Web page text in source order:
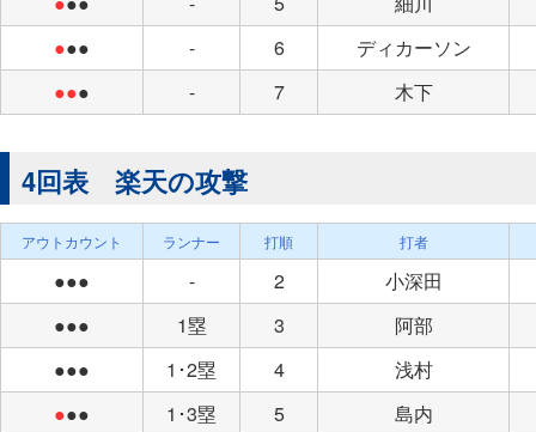
●●● - 6
ディカーソン
●●● - 7 木下
4回表 楽天の攻撃
アウトカウント ランナー 打順 打者
●●● - 2
小深田
●●●
1塁 3
阿部
●●●
1･2塁 4
浅村
●●● 1･3塁 5
島内